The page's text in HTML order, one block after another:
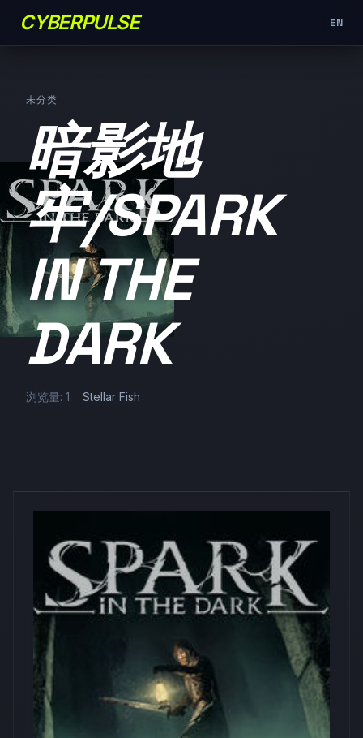
CYBERPULSE EN
未分类
暗影地
牢/SPARK
IN THE
DARK
浏览量: 1 Stellar Fish